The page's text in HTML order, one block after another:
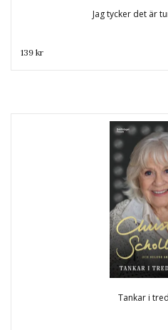
Jag tycker det är
139 kr
Tankar i